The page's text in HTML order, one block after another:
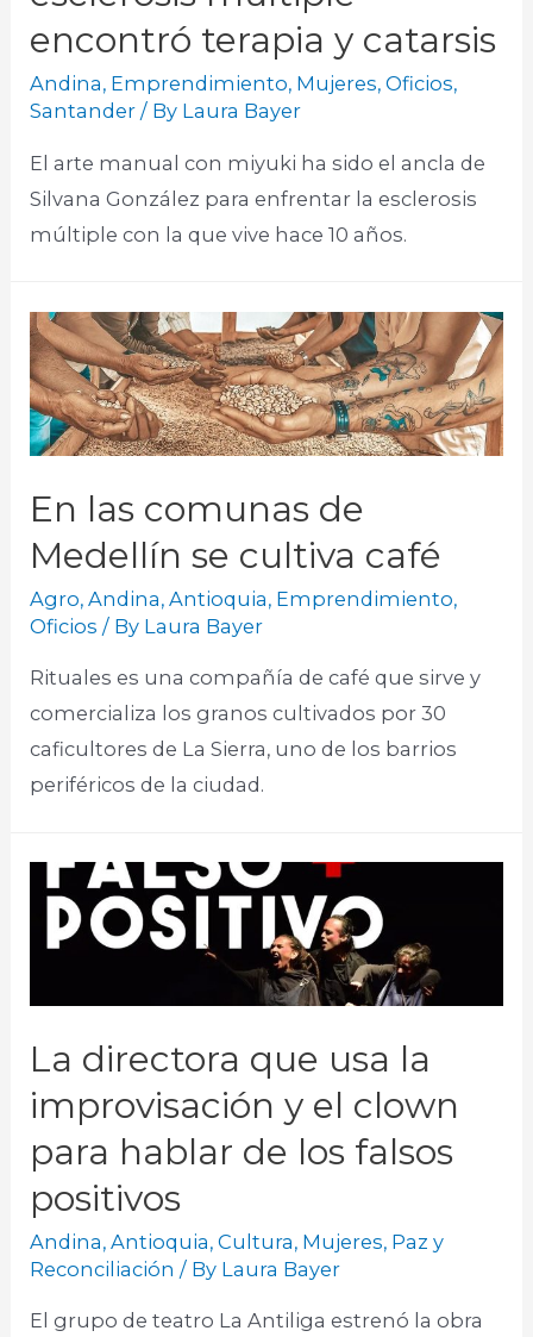
encontró terapia y catarsis
Andina, Emprendimiento, Mujeres,Oficios,
Santander / By Laura Bayer
El arte manual con miyuki ha sido el ancla de
Silvana González para enfrentar la esclerosis
múltiple con la que vive hace 10 años.
En las comunas de
Medellín se cultiva café
Agro,Andina,Antioquia, Emprendimiento,
Oficios / By Laura Bayer
Rituales es una compañía de café que sirve y
comercializa los granos cultivados por 30
caficultores de La Sierra, uno de los barrios
periféricos de la ciudad.
La directora que usa la
improvisación y el clown
para hablar de los falsos
positivos
Andina,Antioquia,Cultura, Mujeres, Paz y
Reconciliación / By Laura Bayer
El grupo de teatro La Antiliga estrenó la obra